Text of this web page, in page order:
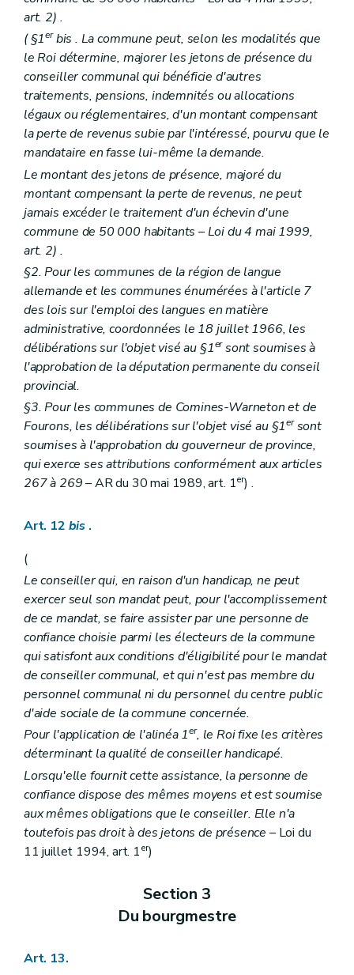
Art. 271 ter
Titre IX
Art. 272
Art. 273
Titre X
De la voirie communale
Art. 274
Titre XI Du nom
Art. 275
Titre XII Des établissements publics
Art. 276
Art. 277
Art. 278
Titre XIII Dispositions particulières relatives aux communes de la Région de Bruxelles-Capitale
Art. 279
Art. 280
Art. 280bis
Titre XIV
Chapitre premier
Du champ d'application
Art. 281
Chapitre II Des faits répréhensibles
Art. 282
Chapitre III Des sanctions disciplinaires
Art. 283
Art. 284
Art. 285
Art. 286
Chapitre IV
De l'autorité compétente
Section première Dispositions générales
Art. 287
Art. 288
Section 2 Dispositions relatives à la police
Art. s 289 à 297
Section 3 Disposition relative au receveur régional
Chapitre V
Art. 299
Art. 302
Art. 303
Art. 304
Art. 305
Art. 306
Art. 307
Art. 308
Chapitre VI De la radiation de la sanction disciplinaire
Art. 309
Chapitre VII De la suspension préventive
Art. 310
Art. 311
Art. 312
Art. 313
Art. 314
Art. 315
Art. 316
Chapitre VIII De la prescription de l'action disciplinaire
Art. 317
Art. 323
art. 2) .
(§1er bis . La commune peut, selon les modalités que
le Roi détermine, majorer les jetons de présence du
conseiller communal qui bénéficie d'autres
traitements, pensions, indemnités ou allocations
légaux ou réglementaires, d'un montant compensant
la perte de revenus subie par l'intéressé, pourvu que le
mandataire en fasse lui-même la demande.
Le montant des jetons de présence, majoré du
montant compensant la perte de revenus, ne peut
jamais excéder le traitement d'un échevin d'une
commune de 50 000 habitants – Loi du 4 mai 1999,
art. 2) .
§2. Pour les communes de la région de langue
allemande et les communes énumérées à l'article 7
des lois sur l'emploi des langues en matière
administrative, coordonnées le 18 juillet 1966, les
délibérations sur l'objet visé au §1ersont soumises à
l'approbation de la députation permanente du conseil
provincial.
§3. Pour les communes de Comines-Warneton et de
Fourons, les délibérations sur l'objet visé au §1ersont
soumises à l'approbation du gouverneur de province,
qui exerce ses attributions conformément aux articles
267 à 269– AR du 30 mai 1989, art. 1er) .
Art. 12 bis .
(
Le conseiller qui, en raison d'un handicap, ne peut
exercer seul son mandat peut, pour l'accomplissement
de ce mandat, se faire assister par une personne de
confiance choisie parmi les électeurs de la commune
qui satisfont aux conditions d'éligibilité pour le mandat
de conseiller communal, et qui n'est pas membre du
personnel communal ni du personnel du centre public
d'aide sociale de la commune concernée.
Pour l'application de l'alinéa 1er, le Roi fixe les critères
déterminant la qualité de conseiller handicapé.
Lorsqu'elle fournit cette assistance, la personne de
confiance dispose des mêmes moyens et est soumise
aux mêmes obligations que le conseiller. Elle n'a
toutefois pas droit à des jetons de présence – Loi du
11 juillet 1994, art. 1er)
Section 3
Du bourgmestre
Art. 13.